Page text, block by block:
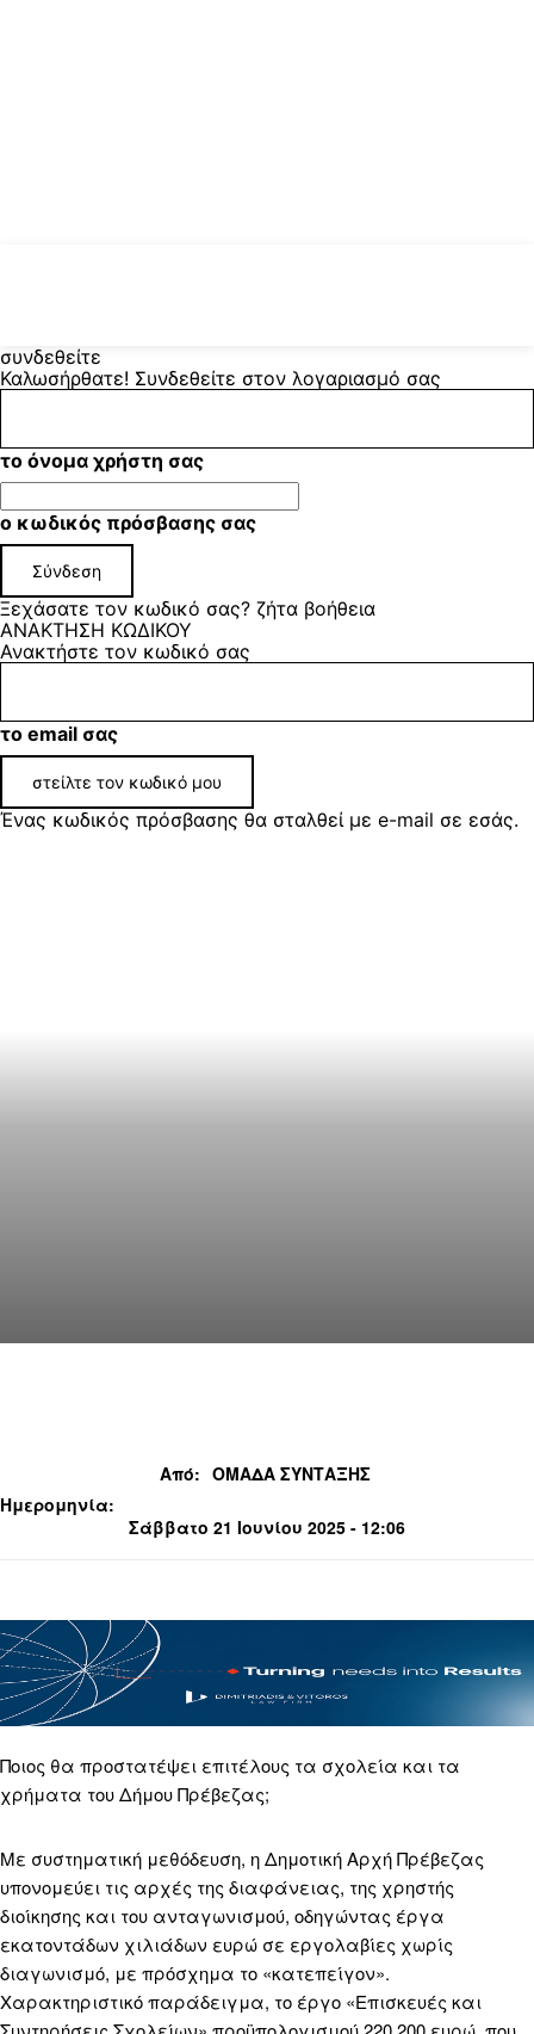
συνδεθείτε
Καλωσήρθατε! Συνδεθείτε στον λογαριασμό σας
το όνομα χρήστη σας
ο κωδικός πρόσβασης σας
Ξεχάσατε τον κωδικό σας? ζήτα βοήθεια
ΑΝΑΚΤΗΣΗ ΚΩΔΙΚΟΥ
Ανακτήστε τον κωδικό σας
το email σας
Ένας κωδικός πρόσβασης θα σταλθεί με e-mail σε εσάς.
Από: ΟΜΑΔΑ ΣΥΝΤΑΞΗΣ
Ημερομηνία:
Σάββατο 21 Ιουνίου 2025 - 12:06
Ποιος θα προστατέψει επιτέλους τα σχολεία και τα
χρήματα του Δήμου Πρέβεζας;
Με συστηματική μεθόδευση, η Δημοτική Αρχή Πρέβεζας
υπονομεύει τις αρχές της διαφάνειας, της χρηστής
διοίκησης και του ανταγωνισμού, οδηγώντας έργα
εκατοντάδων χιλιάδων ευρώ σε εργολαβίες χωρίς
διαγωνισμό, με πρόσχημα το «κατεπείγον».
Χαρακτηριστικό παράδειγμα, το έργο «Επισκευές και